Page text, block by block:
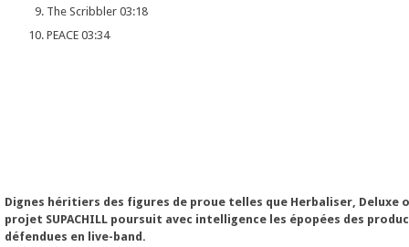
The Scribbler 03:18
PEACE 03:34
Dignes héritiers des figures de proue telles que Herbaliser, Deluxe
projet SUPACHILL poursuit avec intelligence les épopées des
défendues en live-band.